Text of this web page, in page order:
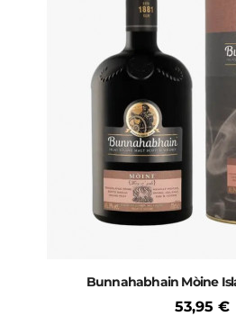
Bunnahabhain Mòine
53,95 €